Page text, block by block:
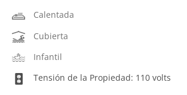
Calentada
Cubierta
Infantil
Tensión de la Propiedad: 110 volts